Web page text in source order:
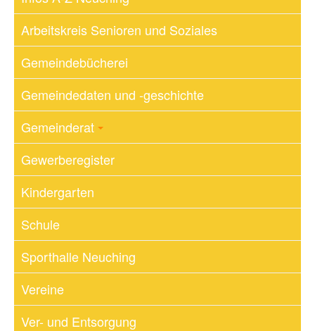
Arbeitskreis Senioren und Soziales
Gemeindebücherei
Gemeindedaten und -geschichte
Gemeinderat
Gewerberegister
Kindergarten
Schule
Sporthalle Neuching
Vereine
Ver- und Entsorgung